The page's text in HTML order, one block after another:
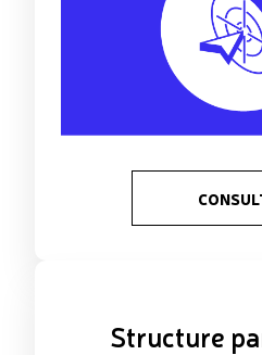
Structure